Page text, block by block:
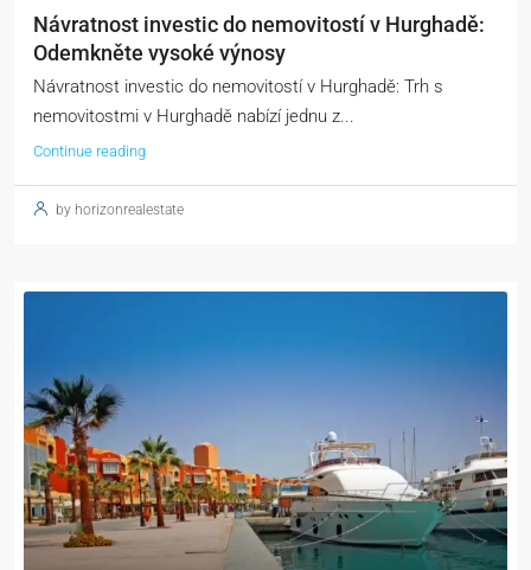
Návratnost investic do nemovitostí v Hurghadě:
Odemkněte vysoké výnosy
Návratnost investic do nemovitostí v Hurghadě: Trh s
nemovitostmi v Hurghadě nabízí jednu z...
Continue reading
by horizonrealestate